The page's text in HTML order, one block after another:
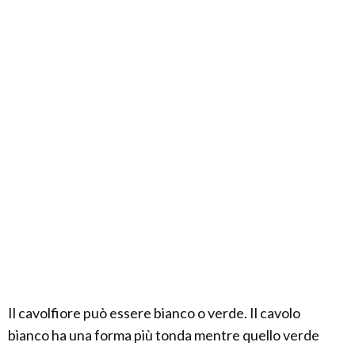
Il cavolfiore può essere bianco o verde. Il cavolo
bianco ha una forma più tonda mentre quello verde